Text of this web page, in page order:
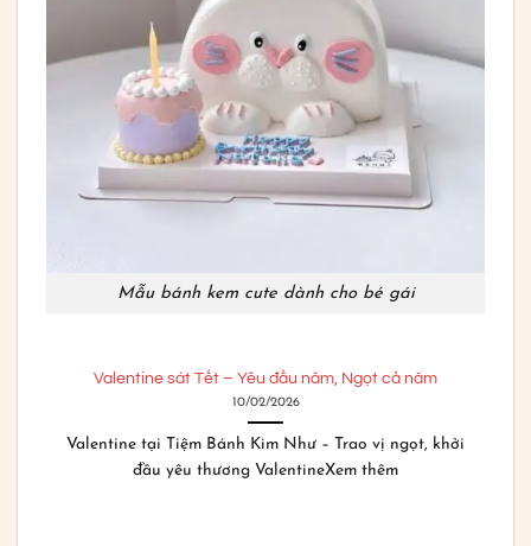
Mẫu bánh kem cute dành cho bé gái
Ngọt cả năm
– Trao vị ngọt, khởi
11